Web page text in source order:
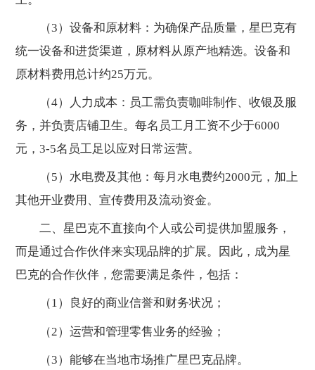
（3）设备和原材料：为确保产品质量，星巴克有
统一设备和进货渠道，原材料从原产地精选。设备和
原材料费用总计约25万元。
（4）人力成本：员工需负责咖啡制作、收银及服
务，并负责店铺卫生。每名员工月工资不少于6000
元，3-5名员工足以应对日常运营。
（5）水电费及其他：每月水电费约2000元，加上
其他开业费用、宣传费用及流动资金。
二、星巴克不直接向个人或公司提供加盟服务，
而是通过合作伙伴来实现品牌的扩展。因此，成为星
巴克的合作伙伴，您需要满足条件，包括：
（1）良好的商业信誉和财务状况；
（2）运营和管理零售业务的经验；
（3）能够在当地市场推广星巴克品牌。